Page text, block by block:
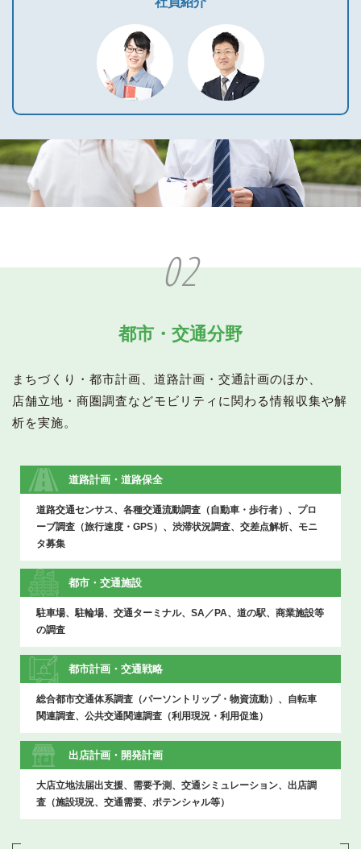
02
都市・交通分野
まちづくり・都市計画、道路計画・交通計画のほか、
店舗立地・商圏調査などモビリティに関わる情報収集や解
析を実施。
道路計画 ・ 道路保全
道路交通センサス、各種交通流動調査（自動車・歩行者）、プロ
ーブ調査（旅行速度・GPS）、渋滞状況調査、交差点解析、モニ
タ募集
都市 ・ 交通施設
駐車場、駐輪場、交通ターミナル、SA／PA、道の駅、商業施設等
の調査
都市計画 ・ 交通戦略
総合都市交通体系調査（パーソントリップ・物資流動）、自転車
関連調査、公共交通関連調査（利用現況・利用促進）
出店計画 ・ 開発計画
大店立地法届出支援、需要予測、交通シミュレーション、出店調
査（施設現況、交通需要、ポテンシャル等）